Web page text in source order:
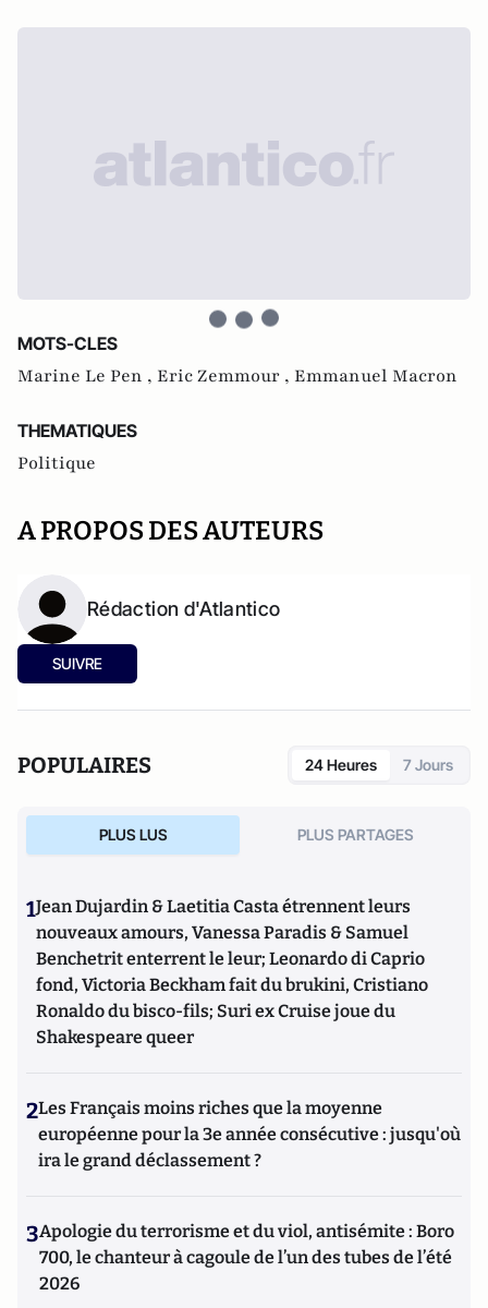
MOTS-CLES
Marine Le Pen , Eric Zemmour , Emmanuel Macron
THEMATIQUES
Politique
A PROPOS DES AUTEURS
Rédaction d'Atlantico
SUIVRE
POPULAIRES 24 Heures 7 Jours
PLUS LUS PLUS PARTAGES
1Jean Dujardin & Laetitia Casta étrennent leurs
nouveaux amours, Vanessa Paradis & Samuel
Benchetrit enterrent le leur; Leonardo di Caprio
fond, Victoria Beckham fait du brukini, Cristiano
Ronaldo du bisco-fils; Suri ex Cruise joue du
Shakespeare queer
2Les Français moins riches que la moyenne
européenne pour la 3e année consécutive : jusqu'où
ira le grand déclassement ?
3Apologie du terrorisme et du viol, antisémite : Boro
700, le chanteur à cagoule de l’un des tubes de l’été
2026